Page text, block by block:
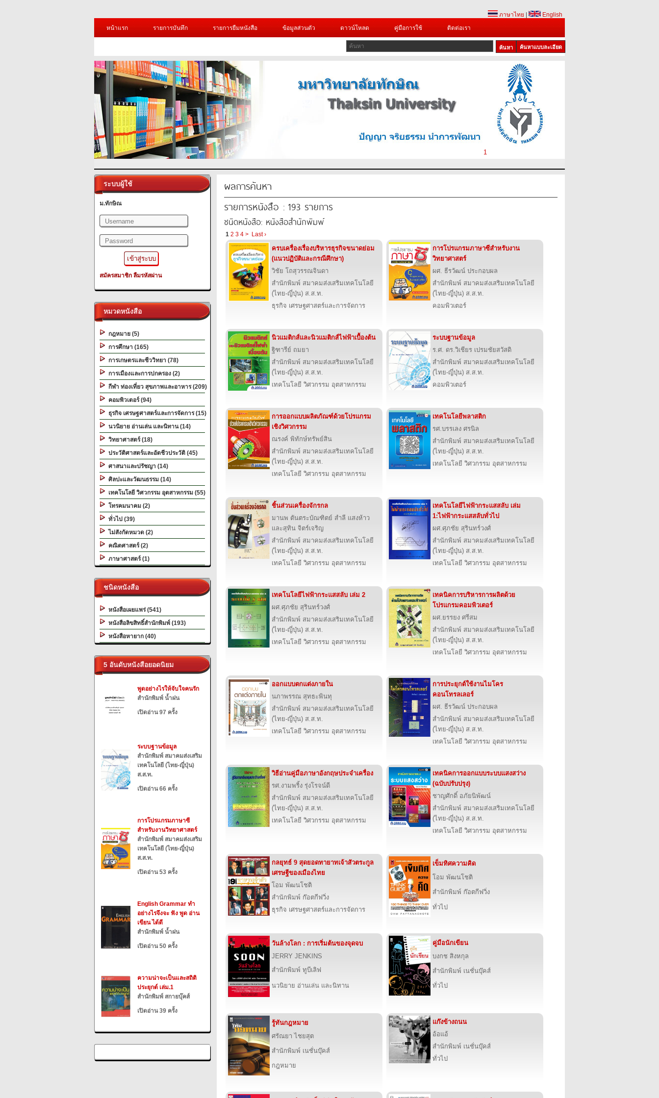
ภาษาไทย
English
หน้าแรก
รายการบันทึก รายการยืมหนังสือ ข้อมูลส่วนตัว ดาวน์โหลด คู่มือการใช้ ติดต่อเรา
ค้นหาแบบละเอียด
1
ระบบผู้ใช้
ม.ทักษิณ
สมัครสมาชิก ลืมรหัสผ่าน
หมวดหนังสือ
กฎหมาย (5)
การศึกษา (165)
การเกษตรและชีววิทยา (78)
การเมืองและการปกครอง (2)
กีฬา ท่องเที่ยว สุขภาพและอาหาร (209)
คอมพิวเตอร์ (94)
ธุรกิจ เศรษฐศาสตร์และการจัดการ (15)
นวนิยาย อ่านเล่น และนิทาน (14)
วิทยาศาสตร์ (18)
ประวัติศาสตร์และอัตชีวประวัติ (45)
ศาสนาและปรัชญา (14)
ศิลปะและวัฒนธรรม (14)
เทคโนโลยี วิศวกรรม อุตสาหกรรม (55)
โทรคมนาคม (2)
ทั่วไป (39)
ไม่สังกัดหมวด (2)
คณิตศาสตร์ (2)
ภาษาศาสตร์ (1)
ชนิดหนังสือ
หนังสือเผยแพร่ (541)
หนังสือลิขสิทธิ์สำนักพิมพ์ (193)
หนังสือหายาก (40)
5 อันดับหนังสือยอดนิยม
พูดอย่างไรให้จับใจคนรัก
สำนักพิมพ์ น้ำฝน
เปิดอ่าน 97 ครั้ง
ระบบฐานข้อมูล
สำนักพิมพ์ สมาคมส่งเสริม
เทคโนโลยี (ไทย-ญี่ปุ่น)
ส.ส.ท.
เปิดอ่าน 66 ครั้ง
การโปรแกรมภาษาซี
สำหรับงานวิทยาศาสตร์
สำนักพิมพ์ สมาคมส่งเสริม
เทคโนโลยี (ไทย-ญี่ปุ่น)
ส.ส.ท.
เปิดอ่าน 53 ครั้ง
English Grammar ทำ
อย่างไรจึงจะ ฟัง พูด อ่าน
เขียน ได้ดี
สำนักพิมพ์ น้ำฝน
เปิดอ่าน 50 ครั้ง
ความน่าจะเป็นและสถิติ
ประยุกต์ เล่ม.1
สำนักพิมพ์ สกายบุ๊คส์
เปิดอ่าน 39 ครั้ง
ผลการค้นหา
รายการหนังสือ : 193 รายการ
ชนิดหนังสือ: หนังสือสำนักพิมพ์
1 2 3 4 > Last ›
ครบเครื่องเรื่องบริหารธุรกิจขนาดย่อม
(แนวปฏิบัติและกรณีศึกษา)
วิชัย โถสุวรรณจินดา
สำนักพิมพ์ สมาคมส่งเสริมเทคโนโลยี
(ไทย-ญี่ปุ่น) ส.ส.ท.
ธุรกิจ เศรษฐศาสตร์และการจัดการ
การโปรแกรมภาษาซีสำหรับงาน
วิทยาศาสตร์
ผศ. ธีรวัฒน์ ประกอบผล
สำนักพิมพ์ สมาคมส่งเสริมเทคโนโลยี
(ไทย-ญี่ปุ่น) ส.ส.ท.
คอมพิวเตอร์
นิวแมติกส์และนิวแมติกส์ไฟฟ้าเบื้องต้น
ฐิฑารีย์ ถมยา
สำนักพิมพ์ สมาคมส่งเสริมเทคโนโลยี
(ไทย-ญี่ปุ่น) ส.ส.ท.
เทคโนโลยี วิศวกรรม อุตสาหกรรม
ระบบฐานข้อมูล
ร.ศ. ดร.วิเชียร เปรมชัยสวัสดิ
สำนักพิมพ์ สมาคมส่งเสริมเทคโนโลยี
(ไทย-ญี่ปุ่น) ส.ส.ท.
คอมพิวเตอร์
การออกแบบผลิตภัณฑ์ด้วยโปรแกรม
เชิงวิศวกรรม
ณรงค์ พิทักษ์ทรัพย์สิน
สำนักพิมพ์ สมาคมส่งเสริมเทคโนโลยี
(ไทย-ญี่ปุ่น) ส.ส.ท.
เทคโนโลยี วิศวกรรม อุตสาหกรรม
เทคโนโลยีพลาสติก
รศ.บรรเลง ศรนิล
สำนักพิมพ์ สมาคมส่งเสริมเทคโนโลยี
(ไทย-ญี่ปุ่น) ส.ส.ท.
เทคโนโลยี วิศวกรรม อุตสาหกรรม
ชิ้นส่วนเครื่องจักรกล
มานพ ตันตระบัณฑิตย์ สำลี แสงห้าว
และสุทิน จิตร์เจริญ
สำนักพิมพ์ สมาคมส่งเสริมเทคโนโลยี
(ไทย-ญี่ปุ่น) ส.ส.ท.
เทคโนโลยี วิศวกรรม อุตสาหกรรม
เทคโนโลยีไฟฟ้ากระแสสลับ เล่ม
1:ไฟฟ้ากระแสสลับทั่วไป
ผศ.ศุภชัย สุรินทร์วงศ์
สำนักพิมพ์ สมาคมส่งเสริมเทคโนโลยี
(ไทย-ญี่ปุ่น) ส.ส.ท.
เทคโนโลยี วิศวกรรม อุตสาหกรรม
เทคโนโลยีไฟฟ้ากระแสสลับ เล่ม 2
ผศ.ศุภชัย สุรินทร์วงศ์
สำนักพิมพ์ สมาคมส่งเสริมเทคโนโลยี
(ไทย-ญี่ปุ่น) ส.ส.ท.
เทคโนโลยี วิศวกรรม อุตสาหกรรม
เทคนิคการบริหารการผลิตด้วย
โปรแกรมคอมพิวเตอร์
ผศ.ยรรยง ศรีสม
สำนักพิมพ์ สมาคมส่งเสริมเทคโนโลยี
(ไทย-ญี่ปุ่น) ส.ส.ท.
เทคโนโลยี วิศวกรรม อุตสาหกรรม
ออกแบบตกแต่งภายใน
นภาพรรณ สุทธะพินทุ
สำนักพิมพ์ สมาคมส่งเสริมเทคโนโลยี
(ไทย-ญี่ปุ่น) ส.ส.ท.
เทคโนโลยี วิศวกรรม อุตสาหกรรม
การประยุกต์ใช้งานไมโคร
คอนโทรลเลอร์
ผศ. ธีรวัฒน์ ประกอบผล
สำนักพิมพ์ สมาคมส่งเสริมเทคโนโลยี
(ไทย-ญี่ปุ่น) ส.ส.ท.
เทคโนโลยี วิศวกรรม อุตสาหกรรม
วิธีอ่านคู่มือภาษาอังกฤษประจำเครื่อง
รศ.งามพริ้ง รุ่งโรจน์ดี
สำนักพิมพ์ สมาคมส่งเสริมเทคโนโลยี
(ไทย-ญี่ปุ่น) ส.ส.ท.
เทคโนโลยี วิศวกรรม อุตสาหกรรม
เทคนิคการออกแบบระบบแสงสว่าง
(ฉบับปรับปรุง)
ชาญศักดิ์ อภัยนิพัฒน์
สำนักพิมพ์ สมาคมส่งเสริมเทคโนโลยี
(ไทย-ญี่ปุ่น) ส.ส.ท.
เทคโนโลยี วิศวกรรม อุตสาหกรรม
กลยุทธ์ 9 สุดยอดทายาทเจ้าสัวตระกูล
เศรษฐีของเมืองไทย
โอม พัฒนโชติ
สำนักพิมพ์ ก๊อตกีฟวิ่ง
ธุรกิจ เศรษฐศาสตร์และการจัดการ
เข็มทิศความคิด
โอม พัฒนโชติ
สำนักพิมพ์ ก๊อตกีฟวิ่ง
ทั่วไป
วันล้างโลก : การเริ่มต้นของจุดจบ
JERRY JENKINS
สำนักพิมพ์ ทูบีเลิฟ
นวนิยาย อ่านเล่น และนิทาน
คู่มือนักเขียน
บงกช สิงหกุล
สำนักพิมพ์ เนชั่นบุ๊คส์
ทั่วไป
รู้ทันกฎหมาย
ศรัณยา ไชยสุต
สำนักพิมพ์ เนชั่นบุ๊คส์
กฎหมาย
แก๊งข้างถนน
อ้อแอ้
สำนักพิมพ์ เนชั่นบุ๊คส์
ทั่วไป